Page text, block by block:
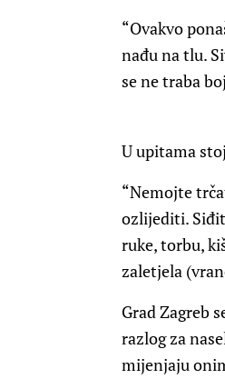
“Ovakvo
nađu na tlu.
se ne traba
U upitama
“Nemojte
ozlijediti.
ruke, torbu,
zaletjela
Grad Zagreb
razlog za
mijenjaju